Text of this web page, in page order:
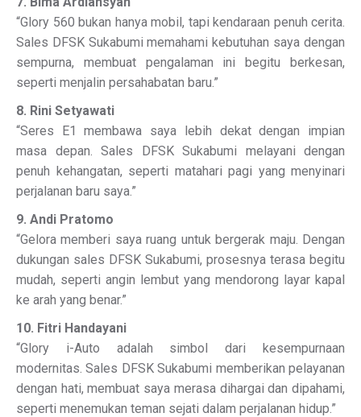
“Glory 560 bukan hanya mobil, tapi kendaraan penuh cerita.
Sales DFSK Sukabumi memahami kebutuhan saya dengan
sempurna, membuat pengalaman ini begitu berkesan,
seperti menjalin persahabatan baru.”
8. Rini Setyawati
“Seres E1 membawa saya lebih dekat dengan impian
masa depan. Sales DFSK Sukabumi melayani dengan
penuh kehangatan, seperti matahari pagi yang menyinari
perjalanan baru saya.”
9. Andi Pratomo
“Gelora memberi saya ruang untuk bergerak maju. Dengan
dukungan sales DFSK Sukabumi, prosesnya terasa begitu
mudah, seperti angin lembut yang mendorong layar kapal
ke arah yang benar.”
10. Fitri Handayani
“Glory i-Auto adalah simbol dari kesempurnaan
modernitas. Sales DFSK Sukabumi memberikan pelayanan
dengan hati, membuat saya merasa dihargai dan dipahami,
seperti menemukan teman sejati dalam perjalanan hidup.”